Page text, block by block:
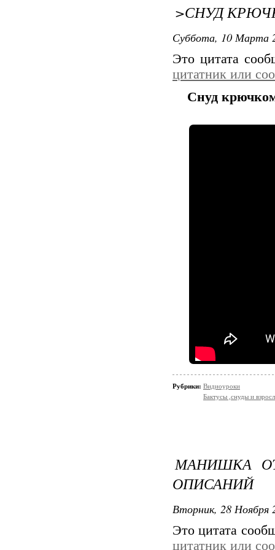
>СНУД
Суббота, 10 Марта
Это цитата
цитатник или
Снуд
Рубрики: Видиоуроки
Бактусы ,снуды и
МАНИШКА
ОПИСАНИЙ
Вторник, 28 Ноября
Это цитата
цитатник или